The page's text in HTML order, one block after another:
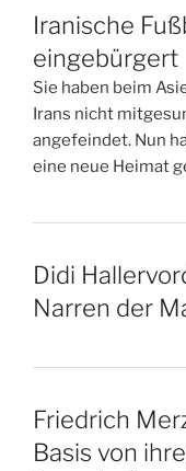
Iranische
eingebürgert
Sie haben beim
Irans nicht
angefeindet. Nun
eine neue Heimat
Didi
Narren der
Friedrich
Basis von